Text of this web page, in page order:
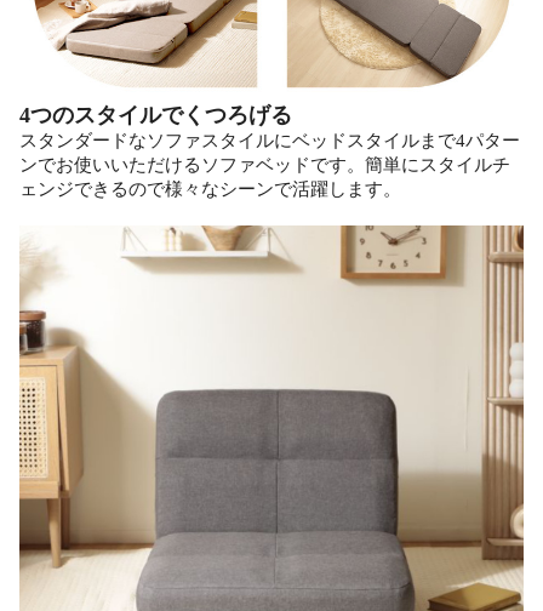
4つのスタイルでくつろげる
スタンダードなソファスタイルにベッドスタイルまで4パター
ンでお使いいただけるソファベッドです。簡単にスタイルチ
ェンジできるので様々なシーンで活躍します。